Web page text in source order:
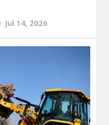
Jul 14, 2026